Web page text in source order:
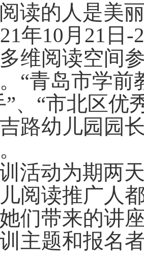
读的人是美
年10月21日
维阅读空间
“青岛市学前
”、“市北区优
路幼儿园园
活动为期两
阅读推广人
们带来的讲
主题和报名